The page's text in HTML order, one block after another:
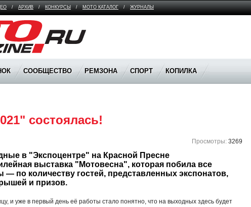
/ АРХИВ / КОНКУРСЫ / МОТО КАТАЛОГ / ЖУРНАЛЫ
СООБЩЕСТВО РЕМЗОНА СПОРТ КОПИЛКА
состоялась!
Просмотры: 3269
в "Экспоцентре" на Красной Пресне
выставка "Мотовесна", которая побила все
по количеству гостей, представленных экспонатов,
и призов.
и уже в первый день её работы стало понятно, что на выходных здесь будет